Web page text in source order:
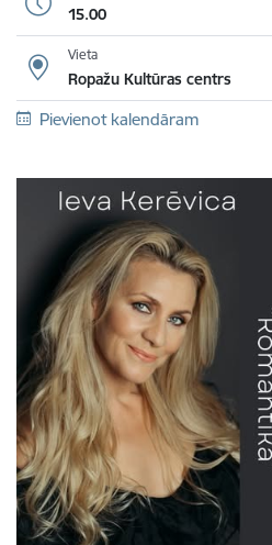
15.00
Vieta
Ropažu Kultūras centrs
Pievienot kalendāram